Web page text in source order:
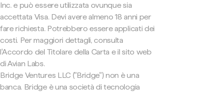
Inc. e può essere utilizzata ovunque sia
accettata Visa. Devi avere almeno 18 anni per
fare richiesta. Potrebbero essere applicati dei
costi. Per maggiori dettagli, consulta
l'Accordo del Titolare della Carta e il sito web
di Avian Labs.
Bridge Ventures LLC ("Bridge") non è una
banca. Bridge è una società di tecnologia